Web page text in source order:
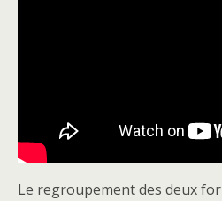
Le regroupement des deux